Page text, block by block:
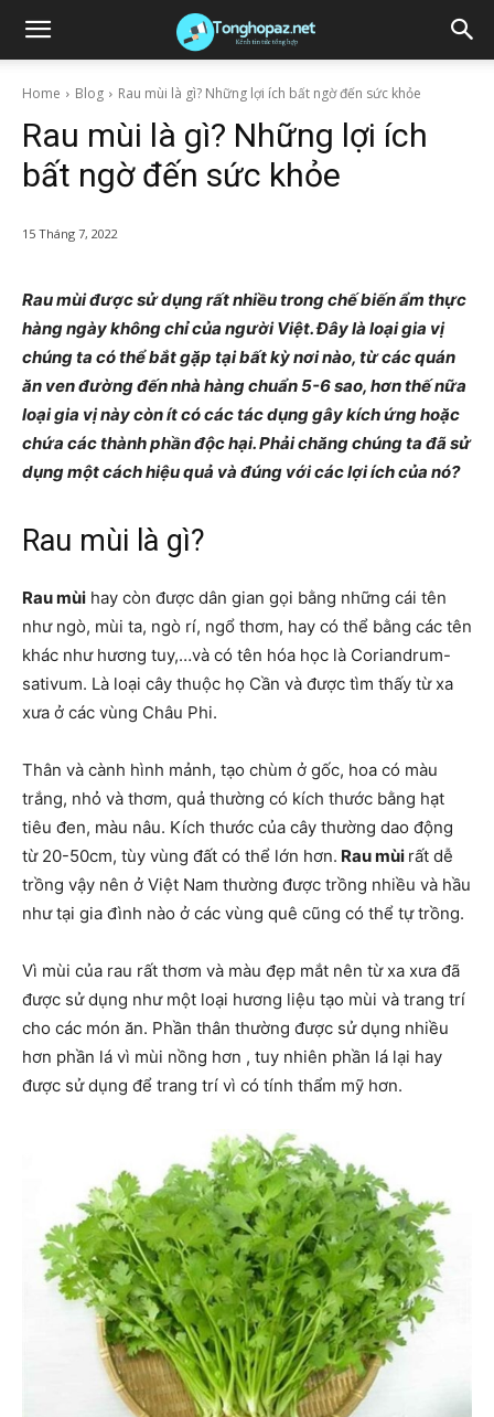
Home Blog Rau mùi là gì? Những lợi ích bất ngờ đến sức khỏe
Rau mùi là gì? Những lợi ích
bất ngờ đến sức khỏe
15 Tháng 7, 2022
Rau mùi được sử dụng rất nhiều trong chế biến ẩm thực
hàng ngày không chỉ của người Việt. Đây là loại gia vị
chúng ta có thể bắt gặp tại bất kỳ nơi nào, từ các quán
ăn ven đường đến nhà hàng chuẩn 5-6 sao, hơn thế nữa
loại gia vị này còn ít có các tác dụng gây kích ứng hoặc
chứa các thành phần độc hại. Phải chăng chúng ta đã sử
dụng một cách hiệu quả và đúng với các lợi ích của nó?
Rau mùi là gì?
Rau mùi hay còn được dân gian gọi bằng những cái tên
như ngò, mùi ta, ngò rí, ngổ thơm, hay có thể bằng các tên
khác như hương tuy,…và có tên hóa học là Coriandrum-
sativum. Là loại cây thuộc họ Cần và được tìm thấy từ xa
xưa ở các vùng Châu Phi.
Thân và cành hình mảnh, tạo chùm ở gốc, hoa có màu
trắng, nhỏ và thơm, quả thường có kích thước bằng hạt
tiêu đen, màu nâu. Kích thước của cây thường dao động
từ 20-50cm, tùy vùng đất có thể lớn hơn. Rau mùi rất dễ
trồng vậy nên ở Việt Nam thường được trồng nhiều và hầu
như tại gia đình nào ở các vùng quê cũng có thể tự trồng.
Vì mùi của rau rất thơm và màu đẹp mắt nên từ xa xưa đã
được sử dụng như một loại hương liệu tạo mùi và trang trí
cho các món ăn. Phần thân thường được sử dụng nhiều
hơn phần lá vì mùi nồng hơn , tuy nhiên phần lá lại hay
được sử dụng để trang trí vì có tính thẩm mỹ hơn.